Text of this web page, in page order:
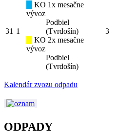
31 1
KO 1x mesačne
vývoz
Podbiel
(Tvrdošín)
KO 2x mesačne
vývoz
Podbiel
(Tvrdošín)
3
Kalendár zvozu odpadu
ODPADY